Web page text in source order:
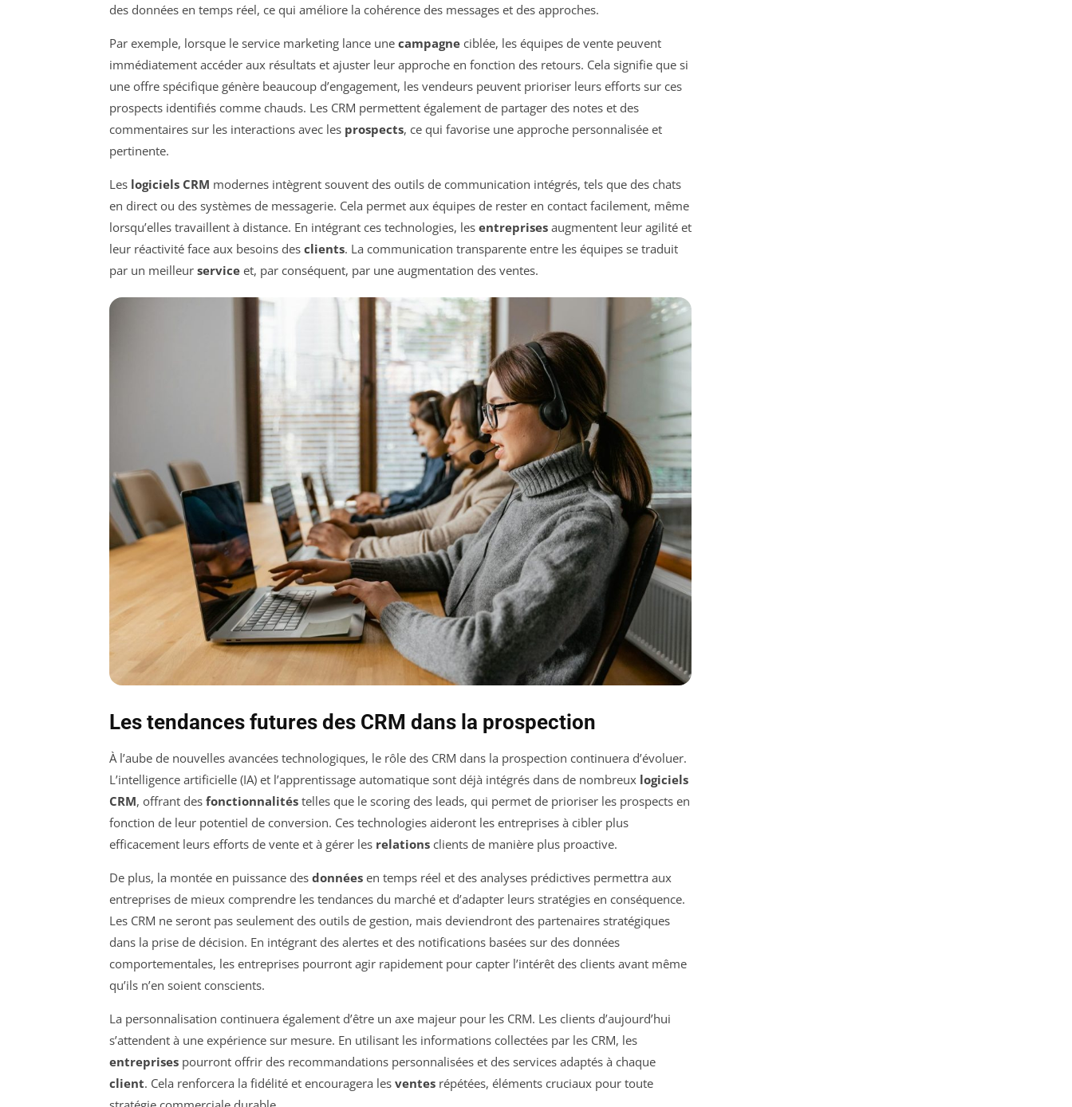
des données en temps réel, ce qui améliore la cohérence des messages et des approches.
Par exemple, lorsque le service marketing lance une campagne ciblée, les équipes de vente peuvent
immédiatement accéder aux résultats et ajuster leur approche en fonction des retours. Cela signifie que si
une offre spécifique génère beaucoup d’engagement, les vendeurs peuvent prioriser leurs efforts sur ces
prospects identifiés comme chauds. Les CRM permettent également de partager des notes et des
commentaires sur les interactions avec les prospects, ce qui favorise une approche personnalisée et
pertinente.
Les logiciels CRM modernes intègrent souvent des outils de communication intégrés, tels que des chats
en direct ou des systèmes de messagerie. Cela permet aux équipes de rester en contact facilement, même
lorsqu’elles travaillent à distance. En intégrant ces technologies, les entreprises augmentent leur agilité et
leur réactivité face aux besoins des clients. La communication transparente entre les équipes se traduit
par un meilleur service et, par conséquent, par une augmentation des ventes.
Les tendances futures des CRM dans la prospection
À l’aube de nouvelles avancées technologiques, le rôle des CRM dans la prospection continuera d’évoluer.
L’intelligence artificielle (IA) et l’apprentissage automatique sont déjà intégrés dans de nombreux logiciels
CRM, offrant des fonctionnalités telles que le scoring des leads, qui permet de prioriser les prospects en
fonction de leur potentiel de conversion. Ces technologies aideront les entreprises à cibler plus
efficacement leurs efforts de vente et à gérer les relations clients de manière plus proactive.
De plus, la montée en puissance des données en temps réel et des analyses prédictives permettra aux
entreprises de mieux comprendre les tendances du marché et d’adapter leurs stratégies en conséquence.
Les CRM ne seront pas seulement des outils de gestion, mais deviendront des partenaires stratégiques
dans la prise de décision. En intégrant des alertes et des notifications basées sur des données
comportementales, les entreprises pourront agir rapidement pour capter l’intérêt des clients avant même
qu’ils n’en soient conscients.
La personnalisation continuera également d’être un axe majeur pour les CRM. Les clients d’aujourd’hui
s’attendent à une expérience sur mesure. En utilisant les informations collectées par les CRM, les
entreprises pourront offrir des recommandations personnalisées et des services adaptés à chaque
client. Cela renforcera la fidélité et encouragera les ventes répétées, éléments cruciaux pour toute